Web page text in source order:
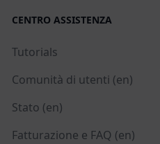
CENTRO ASSISTENZA
Tutorials
Comunità di utenti (en)
Stato (en)
Fatturazione e FAQ (en)